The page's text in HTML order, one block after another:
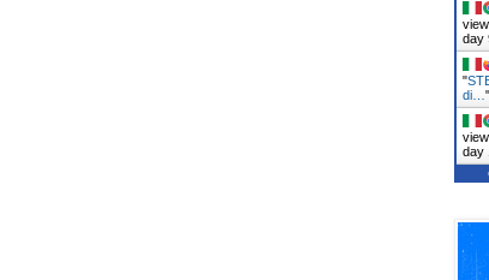
day
"
di… "
day